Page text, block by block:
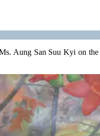
Aung San Suu Kyi on